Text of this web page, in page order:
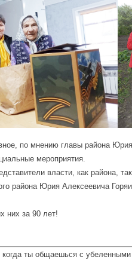
по мнению главы района
мероприятия.
власти, как района,
района Юрия Алексеевича
них за 90 лет!
ты общаешься с